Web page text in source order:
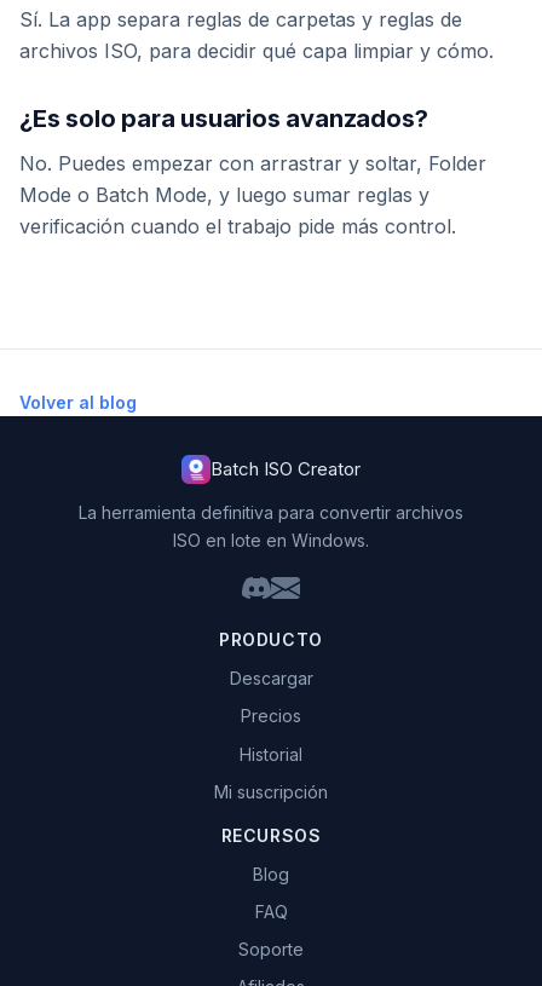
Sí. La app separa reglas de carpetas y reglas de
archivos ISO, para decidir qué capa limpiar y cómo.
¿Es solo para usuarios avanzados?
No. Puedes empezar con arrastrar y soltar, Folder
Mode o Batch Mode, y luego sumar reglas y
verificación cuando el trabajo pide más control.
Volver al blog
Batch ISO Creator
La herramienta definitiva para convertir archivos
ISO en lote en Windows.
PRODUCTO
Descargar
Precios
Historial
Mi suscripción
RECURSOS
Blog
FAQ
Soporte